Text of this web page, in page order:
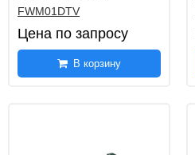
FWM01DTV
Цена по запросу
В корзину